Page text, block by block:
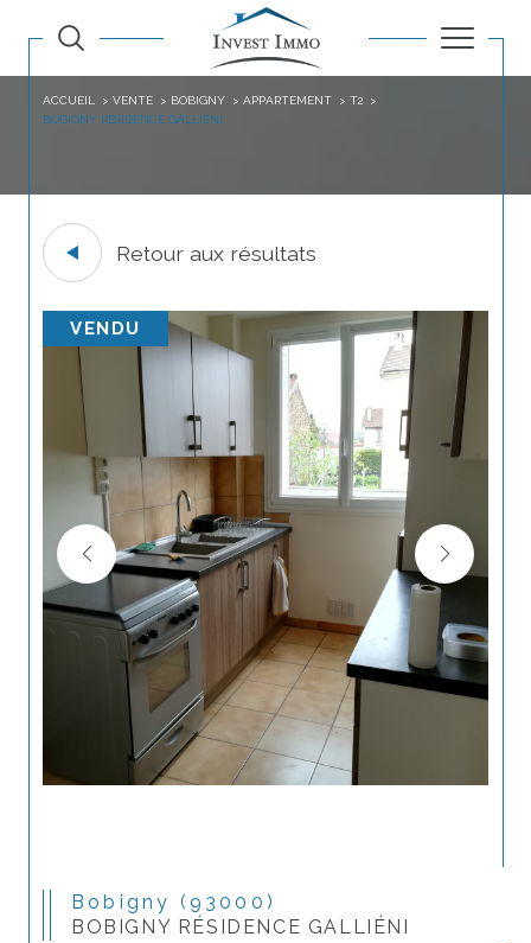
ACCUEIL VENTE BOBIGNY APPARTEMENT
T2
BOBIGNY RESIDENCE GALLIENI
Retour aux résultats
VENDU
Bobigny (93000)
BOBIGNY RÉSIDENCE GALLIÉNI